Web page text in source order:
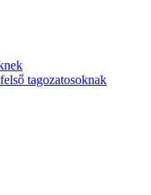
tagozatosoknak